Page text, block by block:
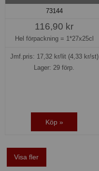
73144
116,90 kr
Hel förpackning = 1*27x25cl
Jmf.pris: 17,32kr/lit (4,33 kr/st)
Lager: 29 förp.
Köp »
Visa fler